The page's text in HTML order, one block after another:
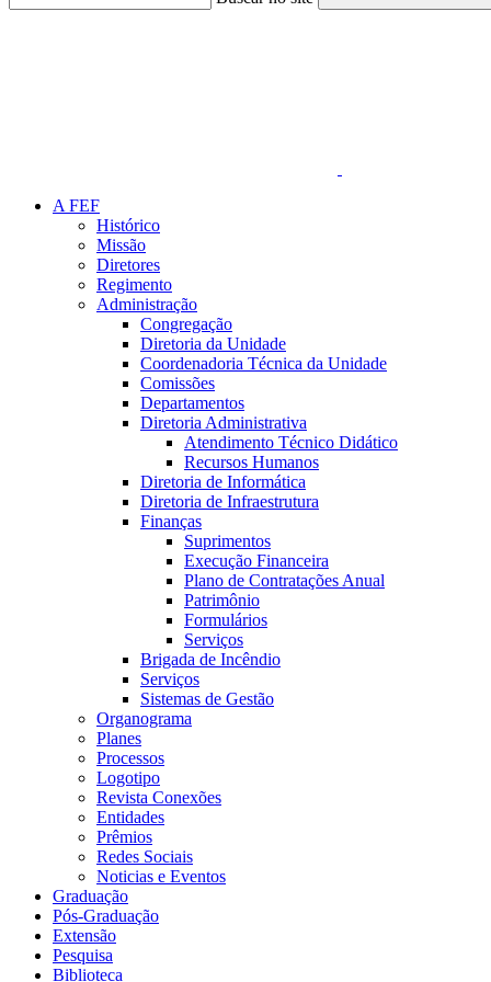
A FEF
Histórico
Missão
Diretores
Regimento
Administração
Congregação
Diretoria da Unidade
Coordenadoria Técnica da Unidade
Comissões
Departamentos
Diretoria Administrativa
Atendimento Técnico Didático
Recursos Humanos
Diretoria de Informática
Diretoria de Infraestrutura
Finanças
Suprimentos
Execução Financeira
Plano de Contratações Anual
Patrimônio
Formulários
Serviços
Brigada de Incêndio
Serviços
Sistemas de Gestão
Organograma
Planes
Processos
Logotipo
Revista Conexões
Entidades
Prêmios
Redes Sociais
Noticias e Eventos
Graduação
Pós-Graduação
Extensão
Pesquisa
Biblioteca